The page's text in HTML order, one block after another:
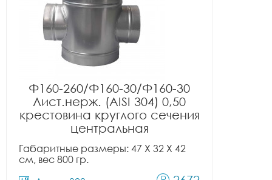
Ф160-260/Ф160-30/Ф160-30
Лист.нерж. (AISI 304) 0,50
крестовина круглого сечения
центральная
Габаритные размеры: 47 X 32 X 42
см, вес 800 гр.